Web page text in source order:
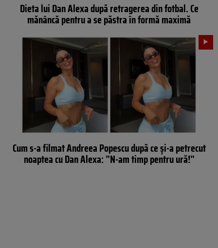
Dieta lui Dan Alexa după retragerea din fotbal. Ce
mănâncă pentru a se păstra în formă maximă
Cum s-a filmat Andreea Popescu după ce și-a petrecut
noaptea cu Dan Alexa: ”N-am timp pentru ură!”